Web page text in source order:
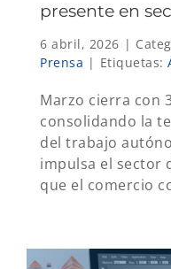
presente en
6 abril, 2026 |
Prensa | Etiquetas:
Marzo cierra con
consolidando la
del trabajo
impulsa el sector
que el comercio